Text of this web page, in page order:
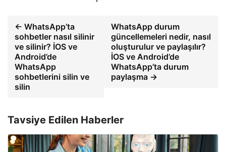
← WhatsApp’ta
sohbetler nasıl silinir
ve silinir? İOS ve
Android’de
WhatsApp
sohbetlerini silin ve
silin
WhatsApp durum
güncellemeleri nedir, nasıl
oluşturulur ve paylaşılır?
İOS ve Android’de
WhatsApp’ta durum
paylaşma →
Tavsiye Edilen Haberler